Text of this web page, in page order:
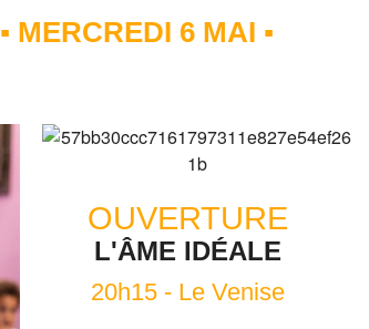
▪ MERCREDI 6 MAI ▪
OUVERTURE
L'ÂME IDÉALE
20h15 - Le Venise